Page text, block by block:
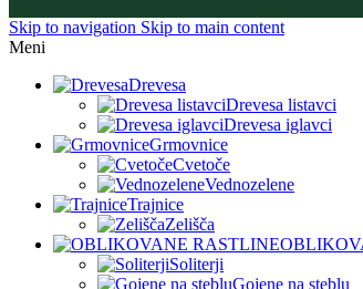
Skip to navigation Skip to main content
Meni
Drevesa
Drevesa listavci
Drevesa iglavci
Grmovnice
Cvetoče
Vednozelene
Trajnice
Zelišča
Soliterji
Gojene na steblu